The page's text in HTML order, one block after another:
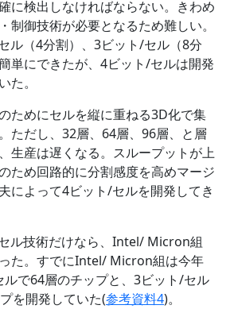
に検出しなければならない。きわめ
制御技術が必要となるため難しい。
ル（4分割）、3ビット/セル（8分
単にできたが、4ビット/セルは開発
た。
ためにセルを縦に重ねる3D化で集
ただし、32層、64層、96層、と層
生産は遅くなる。スループットが上
ため回路的に分割感度を高めマージ
によって4ビット/セルを開発してき
ル技術だけなら、Intel/ Micron組
た。すでにIntel/ Micron組は今年
で64層のチップと、3ビット/セル
を開発していた(参考資料4)。